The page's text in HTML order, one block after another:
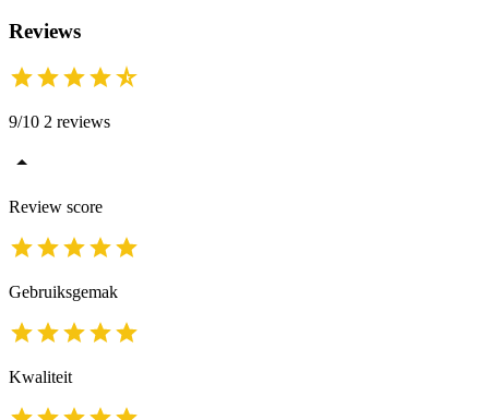
Reviews
9/10 2 reviews
Review score
Gebruiksgemak
Kwaliteit